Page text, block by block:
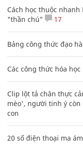
Cách học thuộc
"thần chú"
17
Bảng công thức đạo
Các công thức hóa
Clip lột tả chân thực
mèo', người tinh ý
con
20 số điện thoại ma